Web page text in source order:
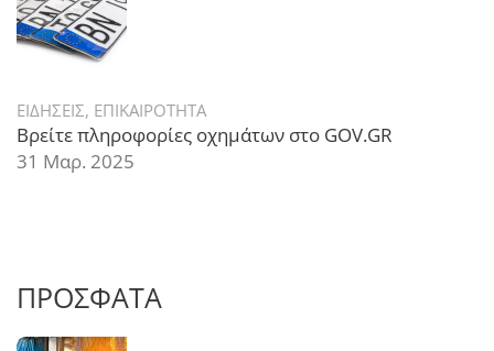
ΕΙΔΗΣΕΙΣ, ΕΠΙΚΑΙΡΟΤΗΤΑ
Βρείτε πληροφορίες οχημάτων στο GOV.GR
31 Μαρ. 2025
ΠΡΟΣΦΑΤΑ